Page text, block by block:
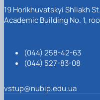
19 Horikhuvatskyi Shliakh
Academic Building No. 1,
(044) 258-42-63
(044) 527-83-08
vstup@nubip.edu.ua